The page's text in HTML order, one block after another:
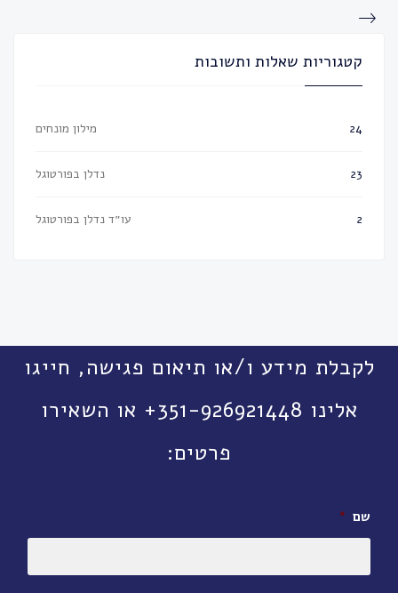
קטגוריות שאלות ותשובות
מילון מונחים 24
נדלן בפורטוגל 23
עו״ד נדלן בפורטוגל 2
לקבלת מידע ו/או תיאום פגישה, חייגו
אלינו 351-926921448+ או השאירו
פרטים:
שם *